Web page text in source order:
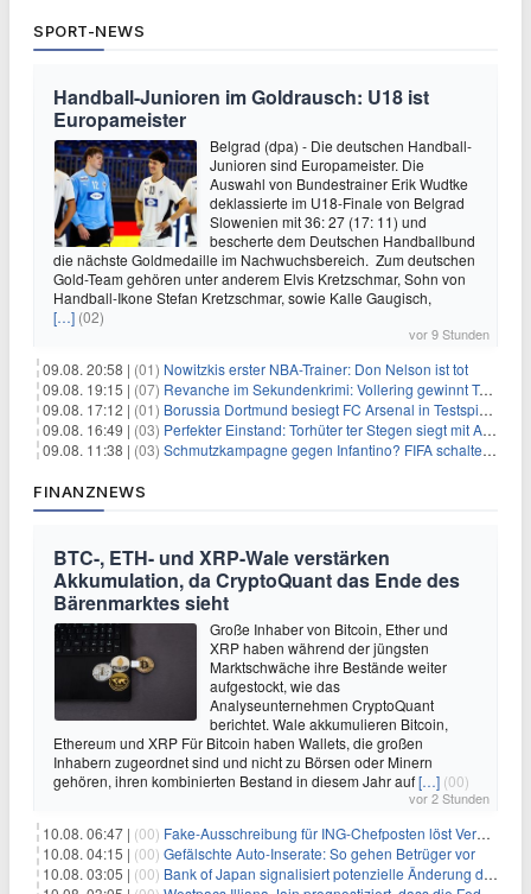
SPORT-NEWS
Handball-Junioren im Goldrausch: U18 ist
Europameister
Belgrad (dpa) - Die deutschen Handball-
Junioren sind Europameister. Die
Auswahl von Bundestrainer Erik Wudtke
deklassierte im U18-Finale von Belgrad
Slowenien mit 36: 27 (17: 11) und
bescherte dem Deutschen Handballbund
die nächste Goldmedaille im Nachwuchsbereich. Zum deutschen
Gold-Team gehören unter anderem Elvis Kretzschmar, Sohn von
Handball-Ikone Stefan Kretzschmar, sowie Kalle Gaugisch,
[…] (02)
vor 9 Stunden
09.08. 20:58 | (01) Nowitzkis erster NBA-Trainer: Don Nelson ist tot
09.08. 19:15 | (07) Revanche im Sekundenkrimi: Vollering gewinnt Tour
09.08. 17:12 | (01) Borussia Dortmund besiegt FC Arsenal in Testspiel mit 3:2
09.08. 16:49 | (03) Perfekter Einstand: Torhüter ter Stegen siegt mit Ajax
09.08. 11:38 | (03) Schmutzkampagne gegen Infantino? FIFA schaltet auf Angriff
FINANZNEWS
BTC-, ETH- und XRP-Wale verstärken
Akkumulation, da CryptoQuant das Ende des
Bärenmarktes sieht
Große Inhaber von Bitcoin, Ether und
XRP haben während der jüngsten
Marktschwäche ihre Bestände weiter
aufgestockt, wie das
Analyseunternehmen CryptoQuant
berichtet. Wale akkumulieren Bitcoin,
Ethereum und XRP Für Bitcoin haben Wallets, die großen
Inhabern zugeordnet sind und nicht zu Börsen oder Minern
gehören, ihren kombinierten Bestand in diesem Jahr auf[…] (00)
vor 2 Stunden
10.08. 06:47 | (00) Fake-Ausschreibung für ING-Chefposten löst Verwirrung aus
10.08. 04:15 | (00) Gefälschte Auto-Inserate: So gehen Betrüger vor
10.08. 03:05 | (00) Bank of Japan signalisiert potenzielle Änderung der Zinspolitik angesichts von Inflationsbedenken